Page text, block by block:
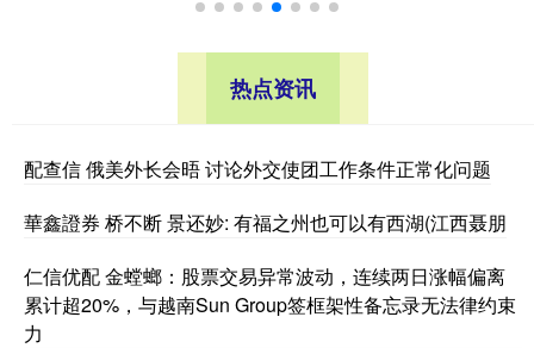
热点资讯
配查信 俄美外长会晤 讨论外交使团工作条件正常化问题
華鑫證券 桥不断 景还妙: 有福之州也可以有西湖(江西聂朋
仁信优配 金螳螂：股票交易异常波动，连续两日涨幅偏离
累计超20%，与越南Sun Group签框架性备忘录无法律约束
力